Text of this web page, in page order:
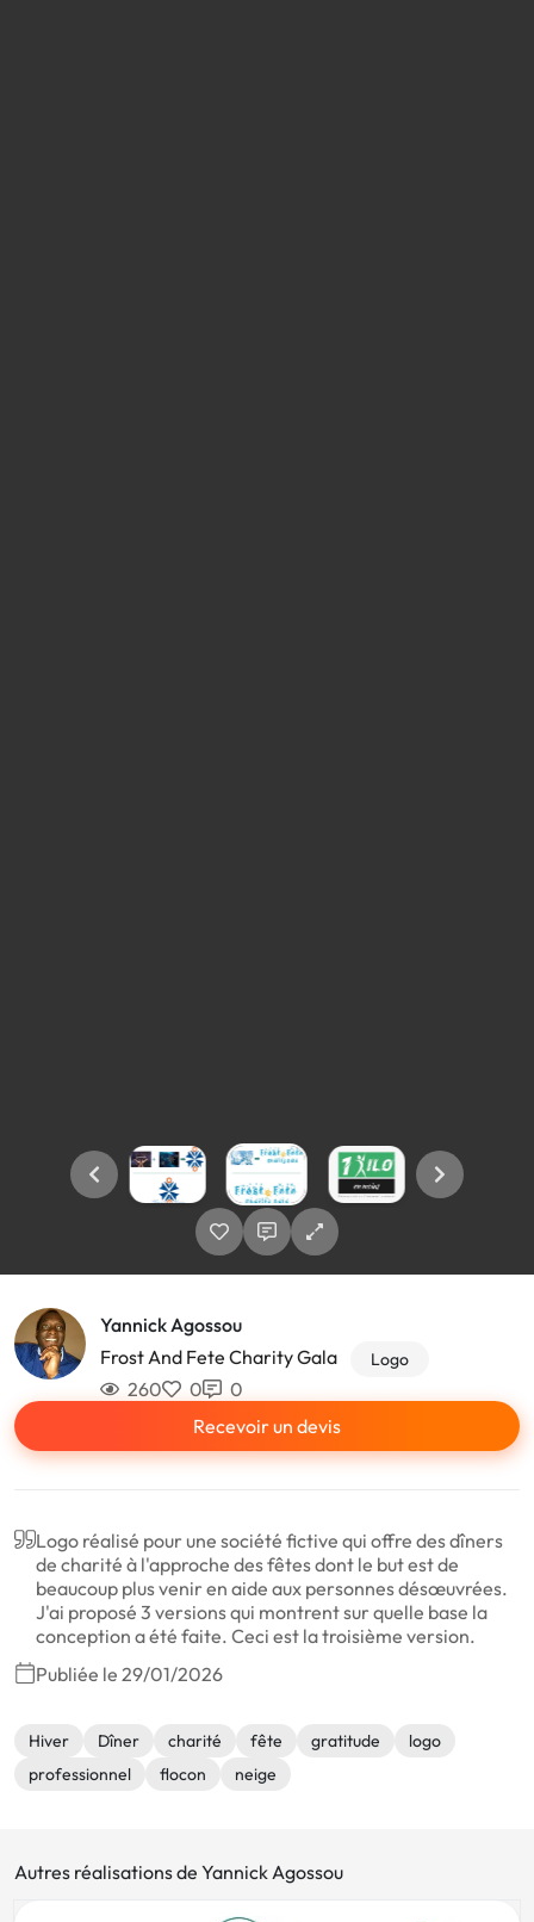
Yannick Agossou
Frost And Fete Charity Gala
Logo
260 0
0
Recevoir un devis
Logo réalisé pour une société fictive qui offre des dîners
de charité à l'approche des fêtes dont le but est de
beaucoup plus venir en aide aux personnes désœuvrées.
J'ai proposé 3 versions qui montrent sur quelle base la
conception a été faite. Ceci est la troisième version.
Publiée le 29/01/2026
Hiver Dîner charité fête gratitude
logo
professionnel
flocon neige
Autres réalisations de Yannick Agossou